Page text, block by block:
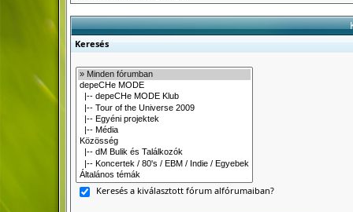
Keresés
Keresés a kiválasztott fórum alfórumaiban?